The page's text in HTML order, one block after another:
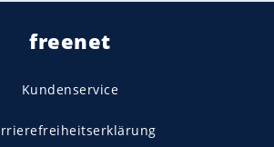
freenet
Kundenservice